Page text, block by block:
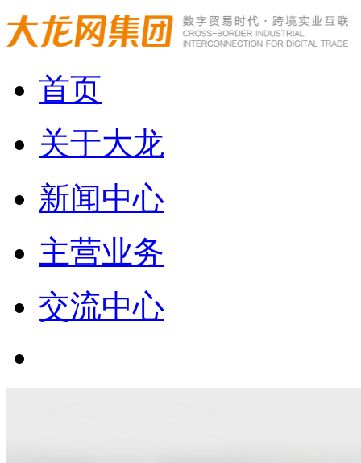
首页
关于大龙
新闻中心
主营业务
交流中心